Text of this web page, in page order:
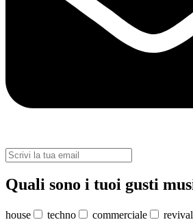
Quali sono i tuoi gusti
house techno commerciale
revival